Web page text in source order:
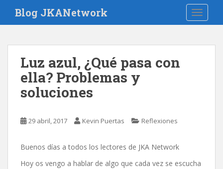
i
Blog JKANetwork
Luz azul, ¿Qué pasa con
ella? Problemas y
soluciones
29 abril, 2017 Kevin Puertas Reflexiones
Buenos días a todos los lectores de JKA Network
Hoy os vengo a hablar de algo que cada vez se escucha